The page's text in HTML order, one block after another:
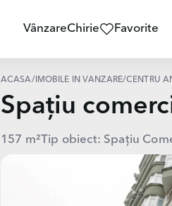
VânzareChirie Favorite
ACASĂ/ IMOBILE ÎN VÂNZARE/CENTRU
Spațiu
157 m²Tip obiect: Spațiu